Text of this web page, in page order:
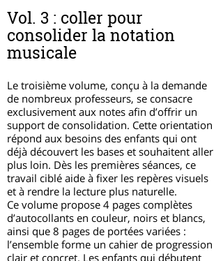
Vol. 3 : coller pour
consolider la notation
musicale
Le troisième volume, conçu à la demande
de nombreux professeurs, se consacre
exclusivement aux notes afin d’offrir un
support de consolidation. Cette orientation
répond aux besoins des enfants qui ont
déjà découvert les bases et souhaitent aller
plus loin. Dès les premières séances, ce
travail ciblé aide à fixer les repères visuels
et à rendre la lecture plus naturelle.
Ce volume propose 4 pages complètes
d’autocollants en couleur, noirs et blancs,
ainsi que 8 pages de portées variées :
l’ensemble forme un cahier de progression
clair et concret. Les enfants qui débutent